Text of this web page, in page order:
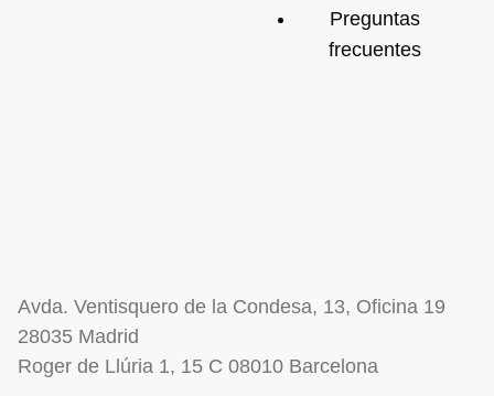
Preguntas
frecuentes
Avda. Ventisquero de la Condesa, 13, Oficina 19
28035 Madrid
Roger de Llúria 1, 15 C 08010 Barcelona